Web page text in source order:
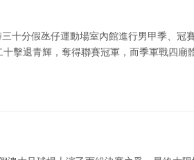
十分假氹仔運動場室內館進行男甲季、冠
擊退青輝，奪得聯賽冠軍，而季軍戰四廟